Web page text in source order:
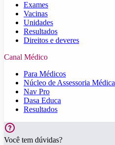
Exames
Vacinas
Unidades
Resultados
Direitos e deveres
Canal Médico
Para Médicos
Núcleo de Assessoria Médica
Nav Pro
Dasa Educa
Resultados
Você tem dúvidas?